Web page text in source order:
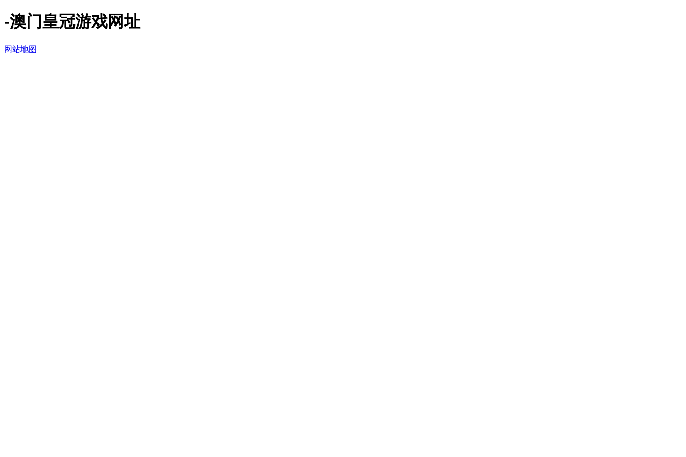
-澳门皇冠游戏网址
网站地图